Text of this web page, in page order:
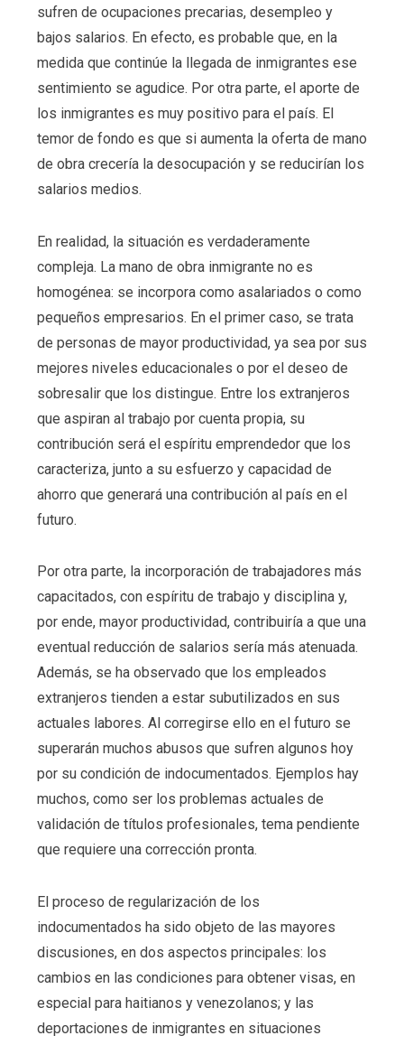
sufren de ocupaciones precarias, desempleo y
bajos salarios. En efecto, es probable que, en la
medida que continúe la llegada de inmigrantes ese
sentimiento se agudice. Por otra parte, el aporte de
los inmigrantes es muy positivo para el país. El
temor de fondo es que si aumenta la oferta de mano
de obra crecería la desocupación y se reducirían los
salarios medios.
En realidad, la situación es verdaderamente
compleja. La mano de obra inmigrante no es
homogénea: se incorpora como asalariados o como
pequeños empresarios. En el primer caso, se trata
de personas de mayor productividad, ya sea por sus
mejores niveles educacionales o por el deseo de
sobresalir que los distingue. Entre los extranjeros
que aspiran al trabajo por cuenta propia, su
contribución será el espíritu emprendedor que los
caracteriza, junto a su esfuerzo y capacidad de
ahorro que generará una contribución al país en el
futuro.
Por otra parte, la incorporación de trabajadores más
capacitados, con espíritu de trabajo y disciplina y,
por ende, mayor productividad, contribuiría a que una
eventual reducción de salarios sería más atenuada.
Además, se ha observado que los empleados
extranjeros tienden a estar subutilizados en sus
actuales labores. Al corregirse ello en el futuro se
superarán muchos abusos que sufren algunos hoy
por su condición de indocumentados. Ejemplos hay
muchos, como ser los problemas actuales de
validación de títulos profesionales, tema pendiente
que requiere una corrección pronta.
El proceso de regularización de los
indocumentados ha sido objeto de las mayores
discusiones, en dos aspectos principales: los
cambios en las condiciones para obtener visas, en
especial para haitianos y venezolanos; y las
deportaciones de inmigrantes en situaciones